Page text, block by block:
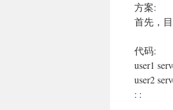
方案:
首先，
代码:
user1
user2
: :